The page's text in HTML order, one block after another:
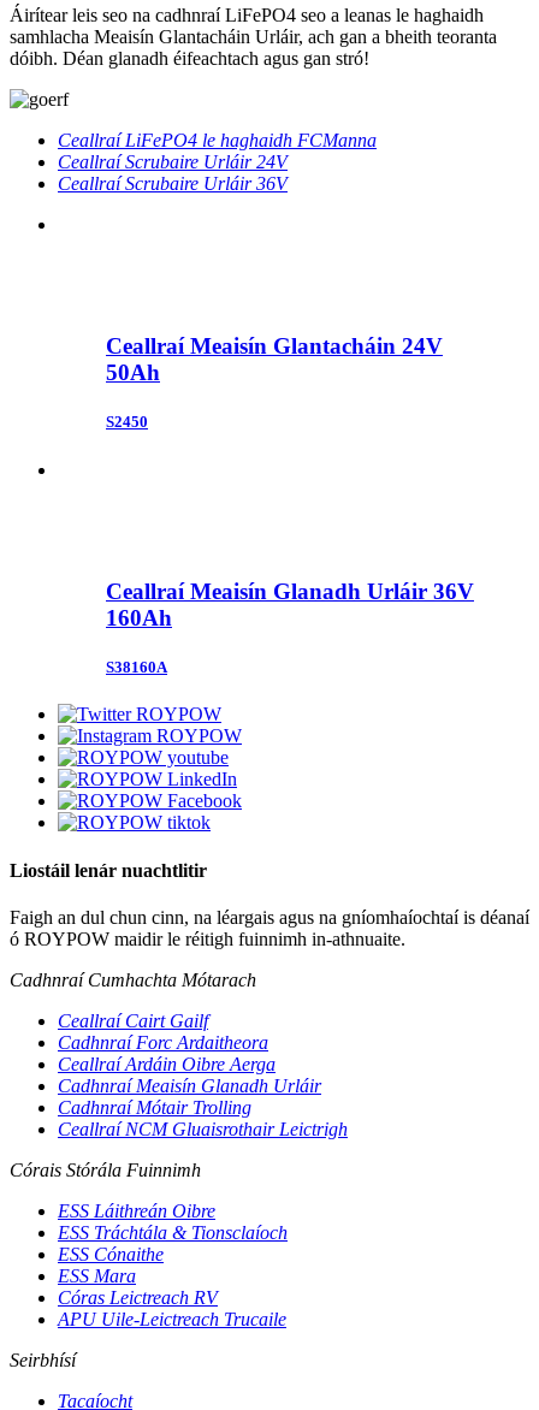
Áirítear leis seo na cadhnraí LiFePO4 seo a leanas le haghaidh
samhlacha Meaisín Glantacháin Urláir, ach gan a bheith teoranta
dóibh. Déan glanadh éifeachtach agus gan stró!
Ceallraí LiFePO4 le haghaidh FCManna
Ceallraí Scrubaire Urláir 24V
Ceallraí Scrubaire Urláir 36V
Ceallraí Meaisín Glantacháin 24V
50Ah
S2450
Ceallraí Meaisín Glanadh Urláir 36V
160Ah
S38160A
Liostáil lenár nuachtlitir
Faigh an dul chun cinn, na léargais agus na gníomhaíochtaí is déanaí
ó ROYPOW maidir le réitigh fuinnimh in-athnuaite.
Cadhnraí Cumhachta Mótarach
Ceallraí Cairt Gailf
Cadhnraí Forc Ardaitheora
Ceallraí Ardáin Oibre Aerga
Cadhnraí Meaisín Glanadh Urláir
Cadhnraí Mótair Trolling
Ceallraí NCM Gluaisrothair Leictrigh
Córais Stórála Fuinnimh
ESS Láithreán Oibre
ESS Tráchtála & Tionsclaíoch
ESS Cónaithe
ESS Mara
Córas Leictreach RV
APU Uile-Leictreach Trucaile
Seirbhísí
Tacaíocht